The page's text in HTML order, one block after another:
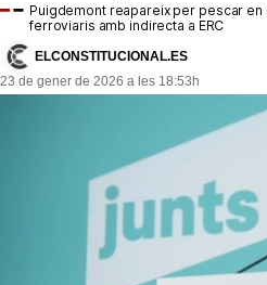
ElConstitucional +
MésQueEstil
MésQueSuccessos
MésQueMercats
JudiciExprés
Puigdemont reapareix per pescar
ferroviaris amb indirecta a ERC
ELCONSTITUCIONAL.ES
23 de gener de 2026 a les 18:53h